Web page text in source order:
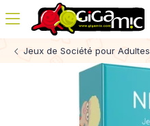
Jeux de Société pour Adultes